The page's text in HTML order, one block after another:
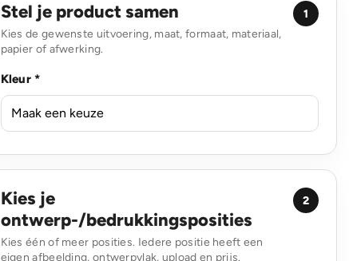
Stel je product samen
Kies de gewenste uitvoering, maat, formaat, materiaal,
papier of afwerking.
1
Kleur *
Kies je
ontwerp-/bedrukkingsposities
Kies één of meer posities. Iedere positie heeft een
eigen afbeelding, ontwerpvlak, upload en prijs.
2